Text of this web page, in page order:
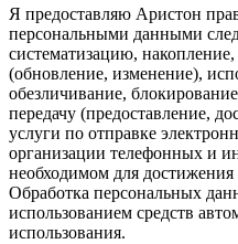
Я предоставляю Аристон
персональными данными
систематизацию,
(обновление, изменение),
обезличивание,
передачу (предоставление,
услуги по отправке
организации телефонных и
необходимом для
Обработка персональных
использованием средств
использования.